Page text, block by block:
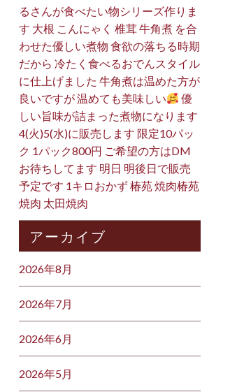
るさんが食べたい物シリーズ作りま
す 大根 こんにゃく 椎茸 牛角煮 を合
わせた優しい煮物 食欲の落ちる時期
だから 冷たく食べるおでんスタイル
に仕上げました 牛角煮は温めた方が
良いですが 温めても美味しい
優
しい旨味が詰まった煮物になります
4(火)5(水)に販売します 限定10パッ
ク 1パック800円 ご希望の方はDM
お待ちしてます 明日 明後日で販売
予定です 1キロおかず 椿苑 焼肉椿苑
焼肉 太田焼肉
アーカイブ
2026年8月
2026年7月
2026年6月
2026年5月